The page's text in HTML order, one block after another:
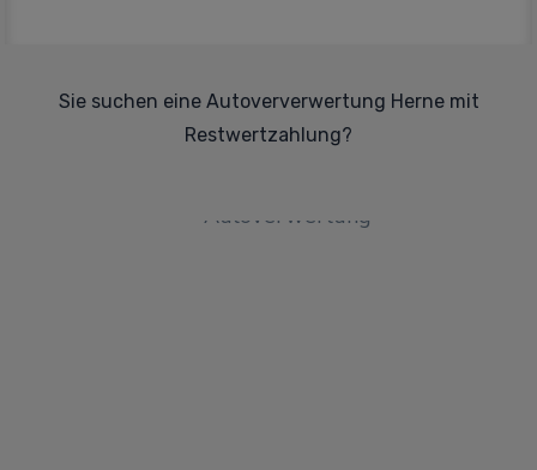
Sie suchen eine Autoververwertung Herne mit
Restwertzahlung?